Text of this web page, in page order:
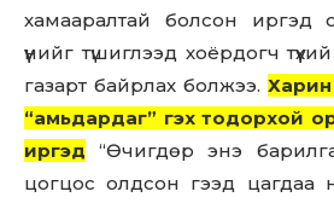
хамааралтай болсон иргэд
үүнийг түшиглээд хоёрдогч
газарт байрлах болжээ.
“амьдардаг” гэх тодорхой
иргэд “Өчигдөр энэ
цогцос олдсон гээд цагдаа